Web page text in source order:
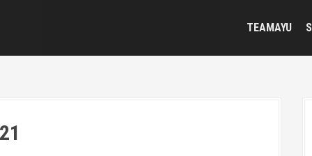
TEAMAYU